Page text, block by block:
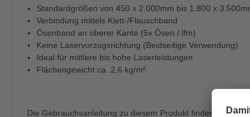
Standardgrößen von 450 x 2.000mm bis 1.800 x
Verbindung mittels Klett-/Flauschband
Ösenband an oberer Kante (5x Ösen / lfm)
Keine Laservorzugsrichtung (Beidseitige Verwendung)
Ideal für mittlere bis hohe Laserleistungen
Flächengewicht ca. 2,6 kg/m²
Die Gebrauchsanleitung zu diesem Produkt finden Siehier.